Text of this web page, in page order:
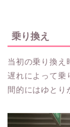
乗り換え
当初の乗り換え
遅れによって乗
間的にはゆとり